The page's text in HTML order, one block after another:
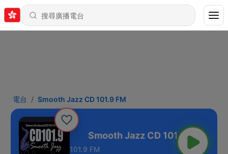
電台 Smooth Jazz CD 101.9 FM
101.9 FM
101.9 FM